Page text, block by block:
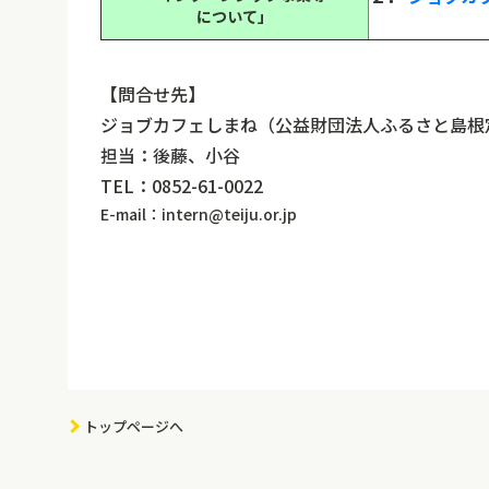
について」
【問合せ先】
ジョブカフェしまね（公益財団法人ふるさと島根
担当：後藤、小谷
TEL：0852-61-0022
E-mail：intern@teiju.or.jp
トップページへ